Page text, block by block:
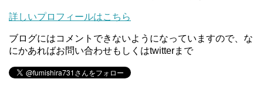
詳しいプロフィールはこちら
ブログにはコメントできないようになっていますので、な
にかあればお問い合わせもしくはtwitterまで